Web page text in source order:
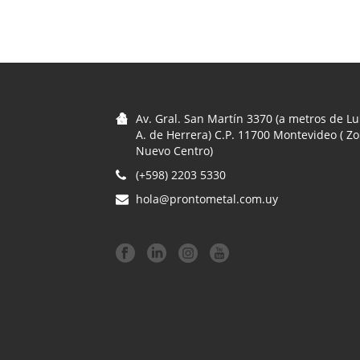
Av. Gral. San Martín 3370 (a metros de
A. de Herrera) C.P. 11700 Montevideo (
Nuevo Centro)
(+598) 2203 5330
hola@prontometal.com.uy